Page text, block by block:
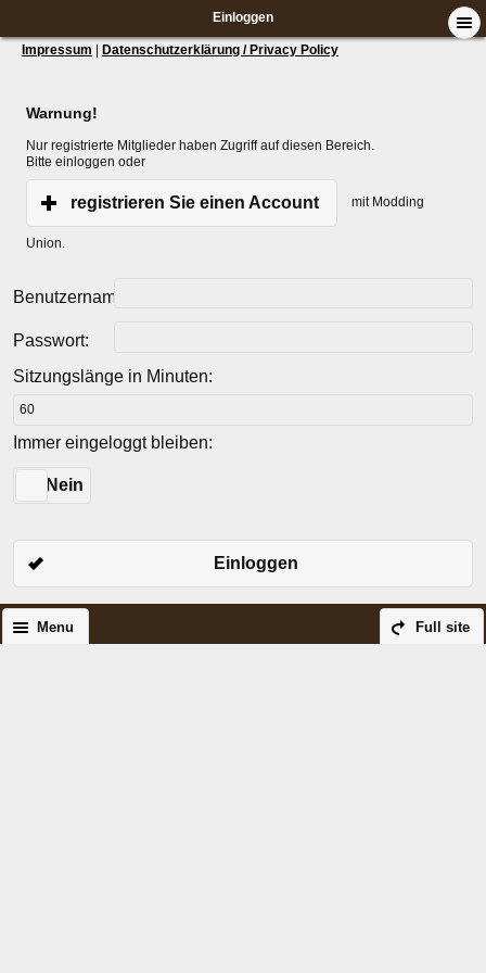
Einloggen
Impressum Datenschutzerklärung / Privacy Policy
Warnung!
Nur registrierte Mitglieder haben Zugriff auf diesen Bereich.
Bitte einloggen oder
registrieren Sie einen Account mit Modding
Union.
Benutzername:
Passwort:
Sitzungslänge in Minuten:
Immer eingeloggt bleiben:
Nein
Einloggen
Full site
Menu